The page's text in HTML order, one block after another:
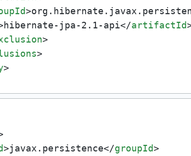
>
hibernate-jpa-2.1-api</artifactId
>
>
>
>javax.persistence</groupId>